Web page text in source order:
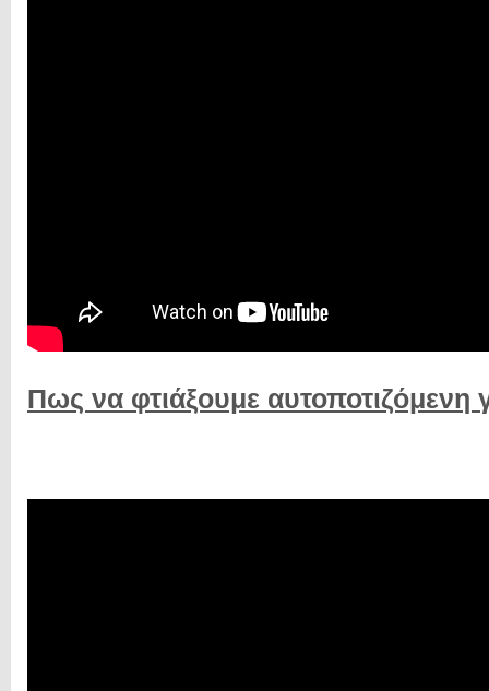
Πως να φτιάξουμε αυτοποτιζόμενη